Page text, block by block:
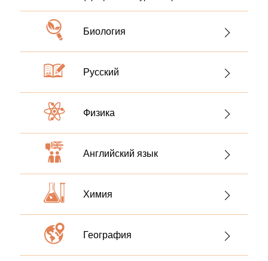
Биология
Русский
Физика
Английский язык
Химия
География